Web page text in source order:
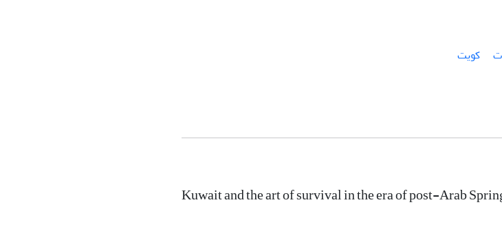
کویت
Kuwait and the art of survival in the era of post-Arab